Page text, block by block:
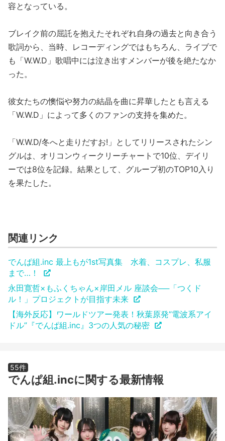
容となっている。
ブレイク前の屈託を抱えたそれぞれ自身の過去と向き合う
歌詞から、当時、レコーディングではもちろん、ライブで
も「W.W.D」歌唱中には泣き出すメンバーが後を絶たなか
った。
彼女たちの懊悩や努力の結晶を曲に昇華したとも言える
「W.W.D」によって多くのファンの支持を集めた。
「W.W.D/冬へと走りだすお!」としてリリースされたシン
グルは、オリコンウィークリーチャートで10位、デイリ
ーでは8位を記録。結果として、グループ初のTOP10入り
を果たした。
関連リンク
でんぱ組.inc 最上もが1st写真集 水着、コスプレ、私服
まで…！
永田寛哲×もふくちゃん×岸田メル 座談会──「つくド
ル！」プロジェクトが目指す未来
【海外反応】ワールドツアー発表！秋葉原発”電波系アイ
ドル”『でんぱ組.inc』3つの人気の秘密
55件
でんぱ組.incに関する最新情報